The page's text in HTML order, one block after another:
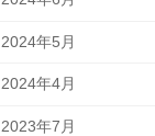
2024年5月
2024年4月
2023年7月